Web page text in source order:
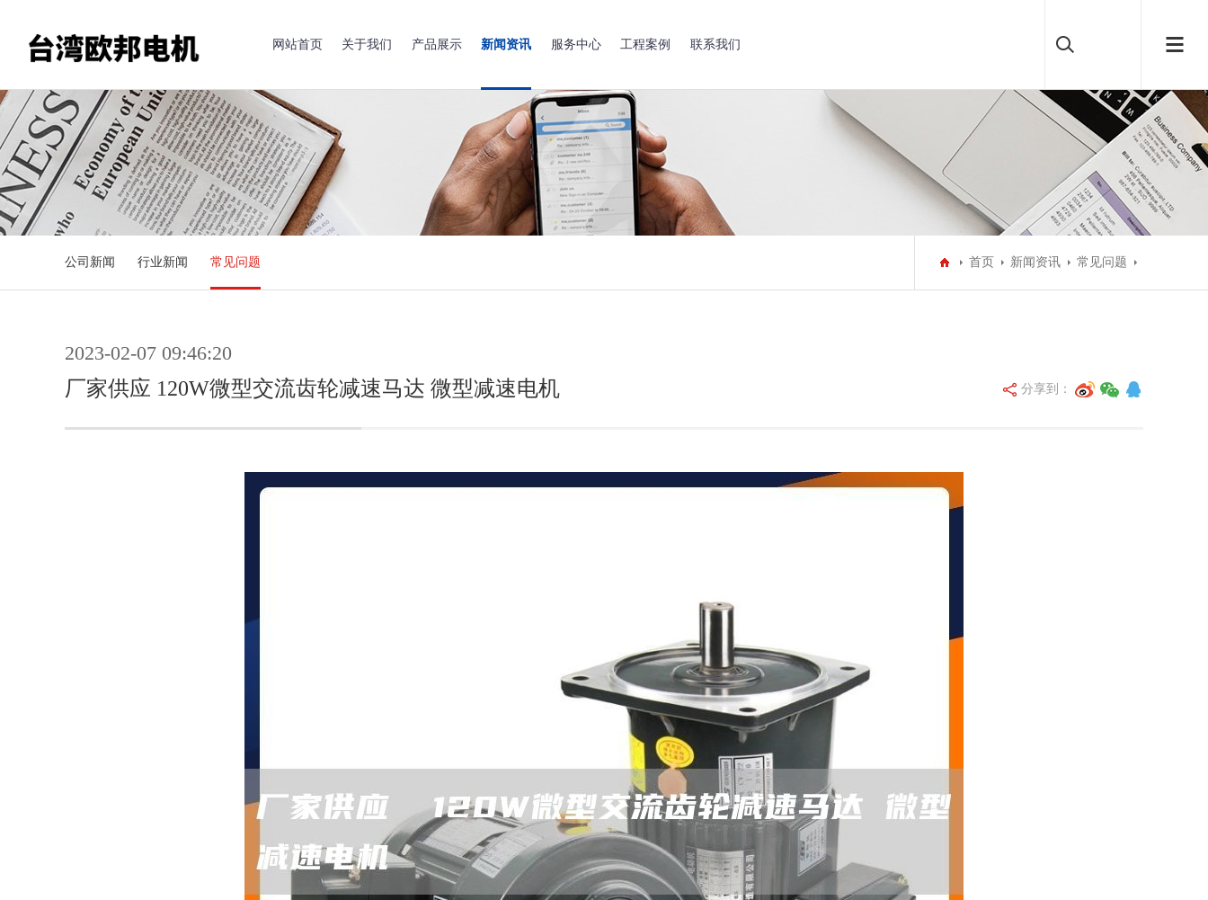
网站首页 关于我们 产品展示 新闻资讯 服务中心 工程案例 联系我们
公司新闻 行业新闻 常见问题 首页 新闻资讯 常见问题
2023-02-07 09:46:20
厂家供应 120W微型交流齿轮减速马达 微型减速电机 分享到：